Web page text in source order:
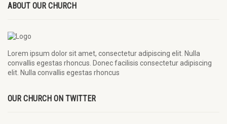
ABOUT OUR CHURCH
Lorem ipsum dolor sit amet, consectetur adipiscing elit. Nulla
convallis egestas rhoncus. Donec facilisis consectetur adipiscing
elit. Nulla convallis egestas rhoncus
OUR CHURCH ON TWITTER